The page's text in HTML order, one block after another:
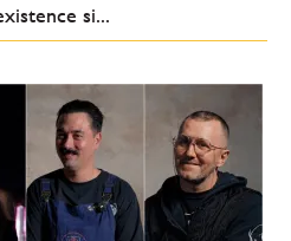
si...